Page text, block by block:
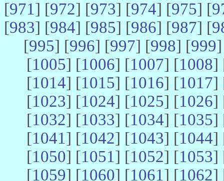
[971] [972] [973] [974] [975] [
[983] [984] [985] [986] [987] [
[995] [996] [997] [998] [999
[1005] [1006] [1007] [1008]
[1014] [1015] [1016] [1017]
[1023] [1024] [1025] [1026]
[1032] [1033] [1034] [1035]
[1041] [1042] [1043] [1044]
[1050] [1051] [1052] [1053]
[1059] [1060] [1061] [1062]